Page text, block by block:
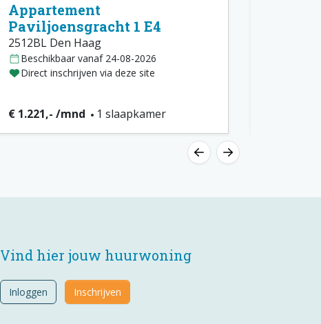
Appartement
Paviljoensgracht 1 E4
2512BL Den Haag
Beschikbaar vanaf 24-08-2026
Direct inschrijven via deze site
€ 1.221,- /mnd 1 slaapkamer
Vind hier jouw huurwoning
Inloggen Inschrijven